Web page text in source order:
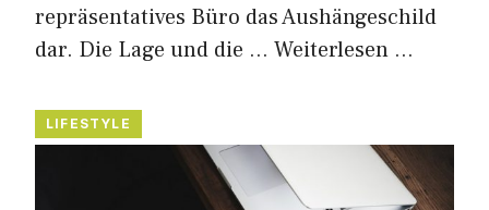
repräsentatives Büro das Aushängeschild
dar. Die Lage und die … Weiterlesen …
LIFESTYLE